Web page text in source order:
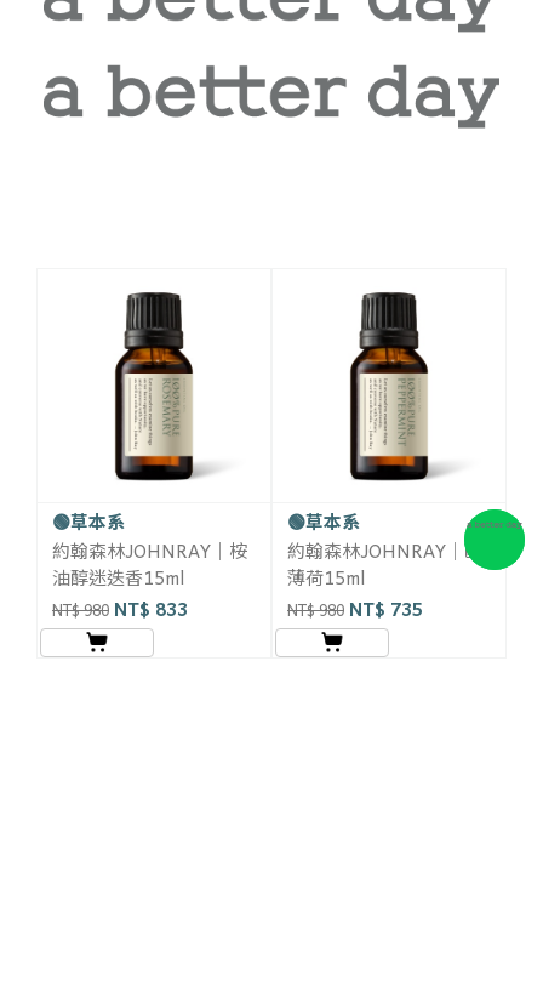
🟢草本系
約翰森林JOHNRAY｜桉
油醇迷迭香15ml
NT$ 980 NT$ 833
🟢草本系
約翰森林JOHNRAY｜歐
薄荷15ml
NT$ 980 NT$ 735